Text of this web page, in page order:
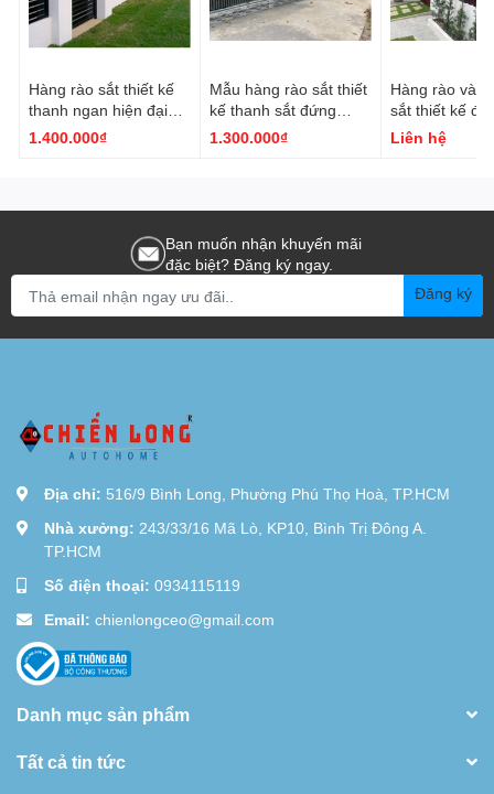
Hàng rào sắt thiết kế
thanh ngan hiện đại
đẹp CL0001
1.400.000₫
Mẫu hàng rào sắt thiết
kế thanh sắt đứng
phong cách hiện đại
1.300.000₫
Hàng rào và
sắt thiết kế
Các thanh sắt
Liên hệ
Bạn muốn nhận khuyến mãi
đặc biệt? Đăng ký ngay.
Đăng ký
Địa chỉ: 516/9 Bình Long, Phường Phú Thọ Hoà, TP.HCM
Nhà xưởng: 243/33/16 Mã Lò, KP10, Bình Trị Đông A.
TP.HCM
Số điện thoại: 0934115119
Email: chienlongceo@gmail.com
Danh mục sản phẩm
Tất cả tin tức